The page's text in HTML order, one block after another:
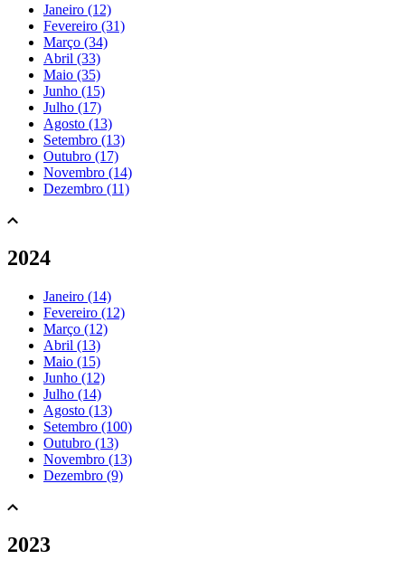
Janeiro (12)
Fevereiro (31)
Março (34)
Abril (33)
Maio (35)
Junho (15)
Julho (17)
Agosto (13)
Setembro (13)
Outubro (17)
Novembro (14)
Dezembro (11)
2024
Janeiro (14)
Fevereiro (12)
Março (12)
Abril (13)
Maio (15)
Junho (12)
Julho (14)
Agosto (13)
Setembro (100)
Outubro (13)
Novembro (13)
Dezembro (9)
2023